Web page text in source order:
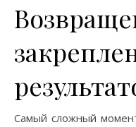
Самый сложный